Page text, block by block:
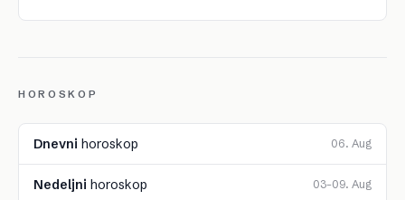
HOROSKOP
Dnevni horoskop 06. Aug
Nedeljni horoskop 03–09. Aug